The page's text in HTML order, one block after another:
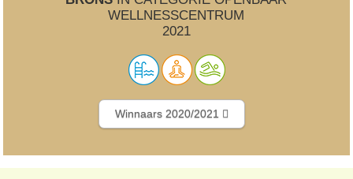
WELLNESSCENTRUM
2021
Winnaars 2020/2021